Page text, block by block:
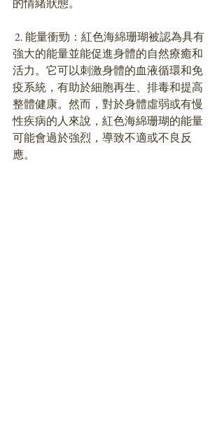
強大的能量並能促進身體的自然療癒和
活力。它可以刺激身體的血液循環和免
疫系統，有助於細胞再生、排毒和提高
整體健康。然而，對於身體虛弱或有慢
性疾病的人來說，紅色海綿珊瑚的能量
可能會過於強烈，導致不適或不良反
應。